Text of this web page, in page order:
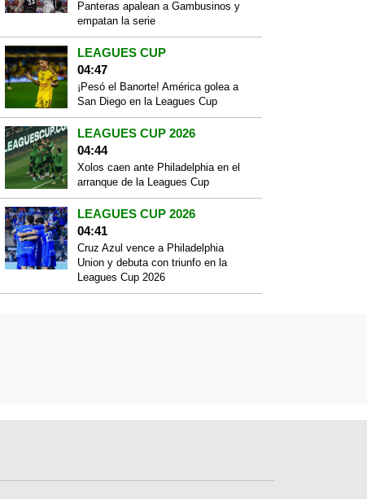
Panteras apalean a Gambusinos y
empatan la serie
LEAGUES CUP
04:47
¡Pesó el Banorte! América golea a
San Diego en la Leagues Cup
LEAGUES CUP 2026
04:44
Xolos caen ante Philadelphia en el
arranque de la Leagues Cup
LEAGUES CUP 2026
04:41
Cruz Azul vence a Philadelphia
Union y debuta con triunfo en la
Leagues Cup 2026